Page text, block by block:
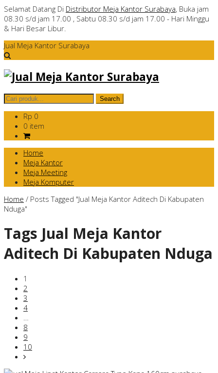
Selamat Datang Di Distributor Meja Kantor Surabaya, Buka jam
08.30 s/d jam 17.00 , Sabtu 08.30 s/d jam 17.00 - Hari Minggu
& Hari Besar Libur.
Jual Meja Kantor Surabaya
Rp 0
0 item
Home
Meja Kantor
Meja Meeting
Meja Komputer
Home / Posts Tagged "Jual Meja Kantor Aditech Di Kabupaten
Nduga"
Tags Jual Meja Kantor
Aditech Di Kabupaten Nduga
1
2
3
4
8
9
10